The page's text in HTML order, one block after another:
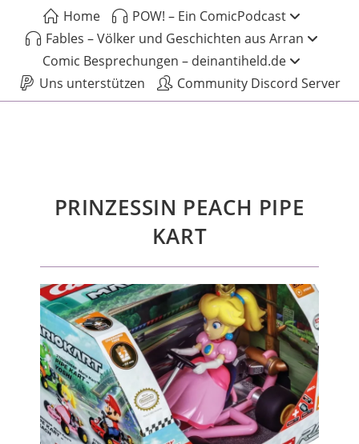
Home
POW! – Ein ComicPodcast
Fables – Völker und Geschichten aus Arran
Comic Besprechungen – deinantiheld.de
Uns unterstützen
Community Discord Server
PRINZESSIN PEACH PIPE
KART